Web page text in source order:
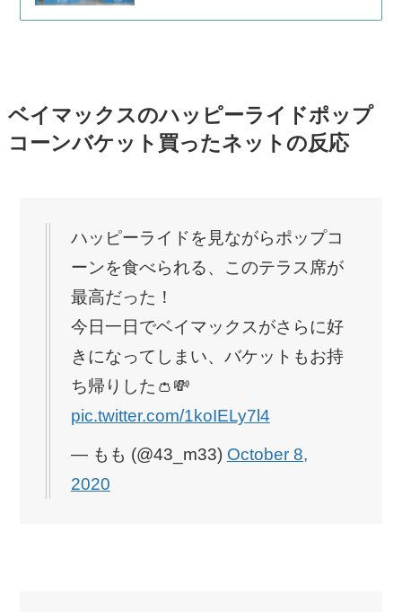
ベイマックスのハッピーライドポップ
コーンバケット買ったネットの反応
ハッピーライドを見ながらポップコ
ーンを食べられる、このテラス席が
最高だった！
今日一日でベイマックスがさらに好
きになってしまい、バケットもお持
ち帰りした👛💸
pic.twitter.com/1koIELy7l4
— もも (@43_m33) October 8,
2020